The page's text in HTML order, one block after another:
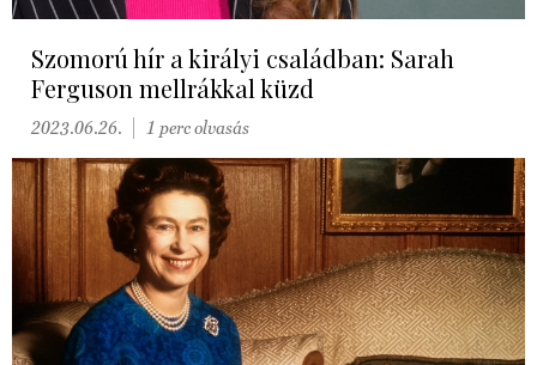
Szomorú hír a királyi családban: Sarah
Ferguson mellrákkal küzd
2023.06.26. 1 perc olvasás